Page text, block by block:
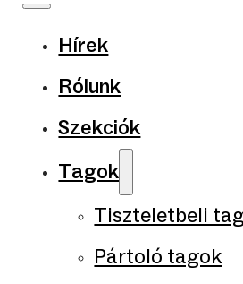
Hírek
Rólunk
Szekciók
Tagok
Tiszteletbeli
Pártoló tagok